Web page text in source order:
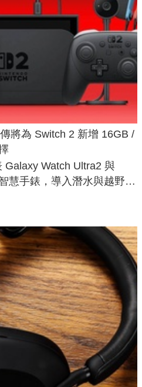
將為 Switch 2 新增 16GB /
Galaxy Watch Ultra2 與
慧手錶，導入潛水與越野跑